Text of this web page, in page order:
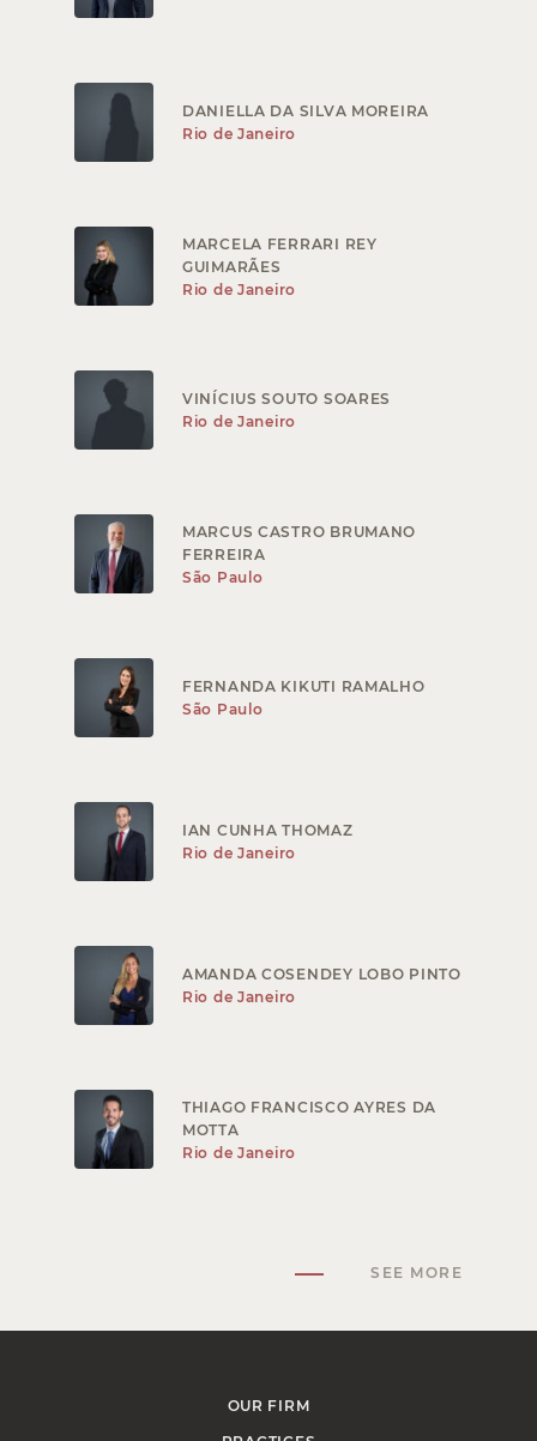
DANIELLA DA SILVA MOREIRA
Rio de Janeiro
MARCELA FERRARI REY
GUIMARÃES
Rio de Janeiro
VINÍCIUS SOUTO SOARES
Rio de Janeiro
MARCUS CASTRO BRUMANO
FERREIRA
São Paulo
FERNANDA KIKUTI RAMALHO
São Paulo
IAN CUNHA THOMAZ
Rio de Janeiro
AMANDA COSENDEY LOBO PINTO
Rio de Janeiro
THIAGO FRANCISCO AYRES DA
MOTTA
Rio de Janeiro
SEE MORE
OUR FIRM